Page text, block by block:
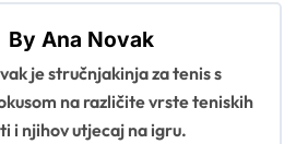
ByAna Novak
je stručnjakinja za tenis s
na različite vrste teniskih
i njihov utjecaj na igru.